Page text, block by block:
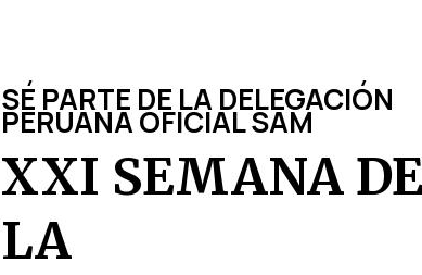
SÉ PARTE DE LA DELEGACIÓN
PERUANA OFICIAL SAM
XXI SEMANA
LA